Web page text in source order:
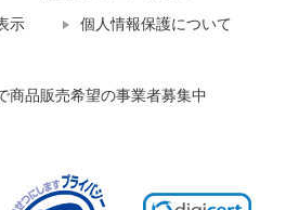
示 個人情報保護について
商品販売希望の事業者募集中